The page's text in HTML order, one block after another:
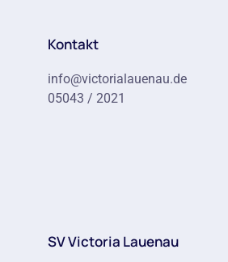
Kontakt
info@victorialauenau.de
05043 / 2021
SV Victoria Lauenau